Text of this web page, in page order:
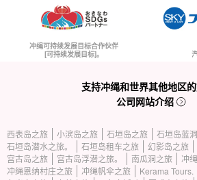
冲绳可持续发展目标合作伙伴
[可持续发展目标]。
支持冲绳和世界其他地区的
公司网站介绍
西表岛之旅 小滨岛之旅 石垣岛之旅 石垣岛蓝
石垣岛潜水之旅。
石垣岛租车之旅 幻影岛之旅
宫古岛之旅
宫古岛浮潜之旅。 南瓜洞之旅 冲
冲绳恩纳村庄之旅
冲绳帆伞之旅 Kerama Tours.